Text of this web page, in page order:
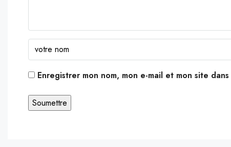
Enregistrer mon nom, mon e-mail et mon site